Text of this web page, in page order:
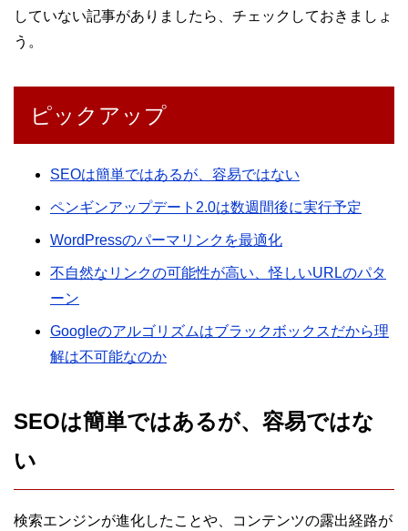
していない記事がありましたら、チェックしておきましょ
う。
ピックアップ
SEOは簡単ではあるが、容易ではない
ペンギンアップデート2.0は数週間後に実行予定
WordPressのパーマリンクを最適化
不自然なリンクの可能性が高い、怪しいURLのパタ
ーン
Googleのアルゴリズムはブラックボックスだから理
解は不可能なのか
SEOは簡単ではあるが、容易ではな
い
検索エンジンが進化したことや、コンテンツの露出経路が